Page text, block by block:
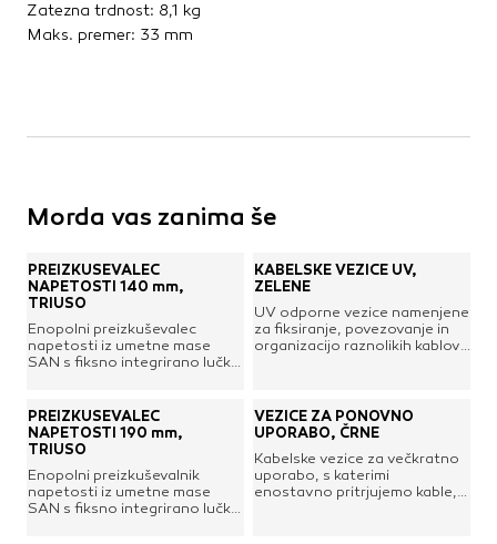
Betonske kritine
Dodatki za streho
Dodatki za suho gradnjo
Izolacija
Izravnalne mase za stene in strop
Mavčne plošče
Ostale plošče za suho gradnjo
Profili in kotniki
Revizijska vrata
Spuščeni stropovi
Zatezna trdnost: 8,1 kg
Maks. premer: 33 mm
Morda vas zanima še
PREIZKUŠEVALEC
NAPETOSTI 140 mm,
TRIUSO
Enopolni preizkuševalec
napetosti iz umetne mase
SAN s fiksno integrirano lučko
04.Območje napetosti: 120 –
250 VMaterial ročaja: umetna
masa SANMaterial rezila:
zaponkaDolžina: 140
mmPloščata glava: 3,0 mm
KABELSKE VEZICE UV,
ZELENE
UV odporne vezice namenjene
za fiksiranje, povezovanje in
organizacijo raznolikih kablov.
in so vsestransko uporabne
tudi za druge aplikacije.
Nazobčan vezni trak in sponka
pa omogočata, da je vezava
čvrsta in fiksna.Material:
Poliamid (PA66)Barva:
PREIZKUŠEVALEC
NAPETOSTI 190 mm,
TRIUSO
Enopolni preizkuševalnik
napetosti iz umetne mase
SAN s fiksno integrirano lučko
VEZICE ZA PONOVNO
UPORABO, ČRNE
Kabelske vezice za večkratno
uporabo, s katerimi
enostavno pritrjujemo kable,